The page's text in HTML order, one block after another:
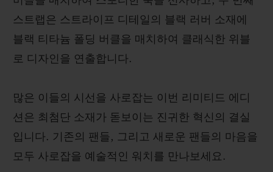
스트랩은 스트라이프 디테일의 블랙 러버 소재에
블랙 티타늄 폴딩 버클을 매치하여 클래식한 위블
로 디자인을 연출합니다.
많은 이들의 시선을 사로잡는 이번 리미티드 에디
션은 최첨단 소재가 돋보이는 진귀한 혁신의 결실
입니다. 기존의 팬들, 그리고 새로운 팬들의 마음을
모두 사로잡을 예술적인 워치를 만나보세요.